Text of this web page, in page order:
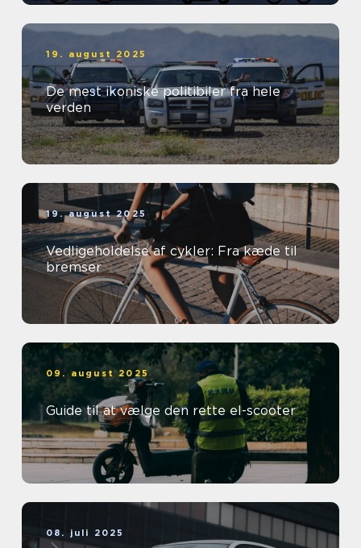
19. august 2025
De mest ikoniske politibiler fra hele
verden
19. august 2025
Vedligeholdelse af cykler: Fra kæde til
bremser
09. august 2025
Guide til at vælge den rette el-scooter
08. juli 2025